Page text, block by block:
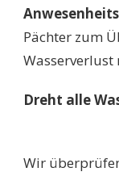
Pächter zum
Dreht alle
Wir